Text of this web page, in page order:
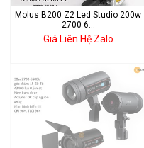
Molus B200 Z2 Led Studio 200w
2700-6...
Giá Liên Hệ Zalo